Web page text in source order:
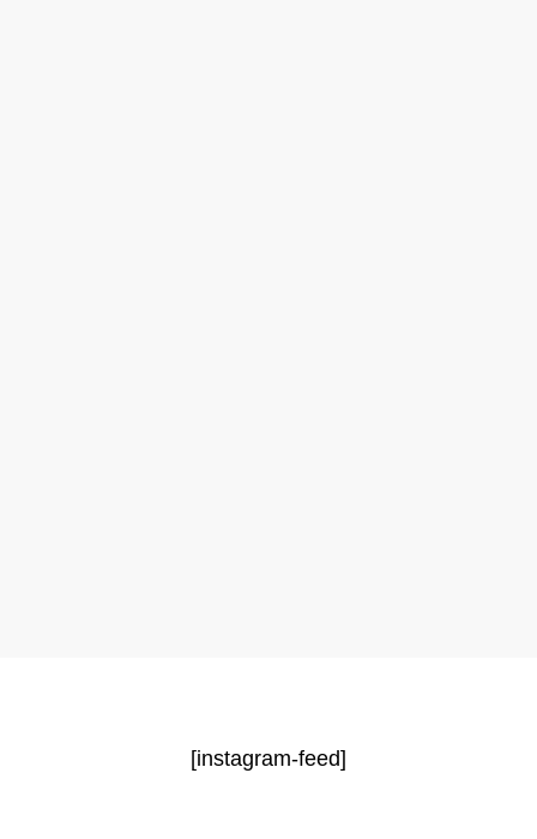
[instagram-feed]